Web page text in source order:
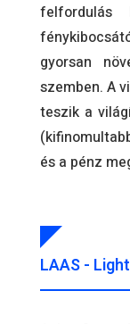
gyorsan
szemben. A
teszik a
és a pénz
LAAS -